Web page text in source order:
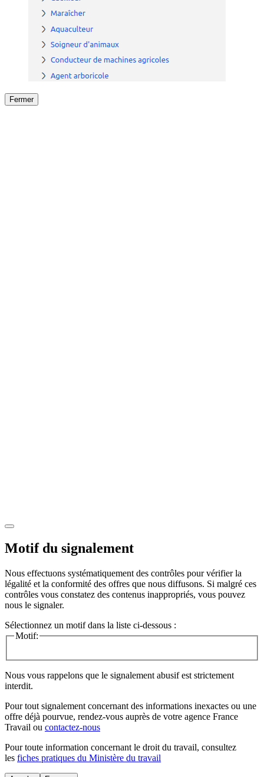
Fermer
Motif du signalement
Nous effectuons systématiquement des contrôles pour vérifier la
légalité et la conformité des offres que nous diffusons. Si malgré ces
contrôles vous constatez des contenus inappropriés, vous pouvez
nous le signaler.
Sélectionnez un motif dans la liste ci-dessous :
Motif:
Nous vous rappelons que le signalement abusif est strictement
interdit.
Pour tout signalement concernant des informations inexactes ou une
offre déjà pourvue, rendez-vous auprès de votre agence France
Travail ou contactez-nous
Pour toute information concernant le droit du travail, consultez
les fiches pratiques du Ministère du travail